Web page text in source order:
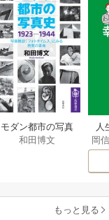
モダン都市の写真
史 1923－1944
和田博文
人
教
岡
もっと見る